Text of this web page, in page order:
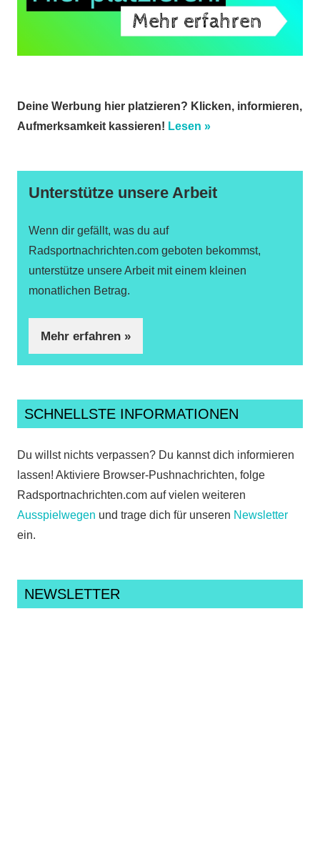
Deine Werbung hier platzieren? Klicken, informieren,
Aufmerksamkeit kassieren! Lesen »
Unterstütze unsere Arbeit
Wenn dir gefällt, was du auf
Radsportnachrichten.com geboten bekommst,
unterstütze unsere Arbeit mit einem kleinen
monatlichen Betrag.
Mehr erfahren »
SCHNELLSTE INFORMATIONEN
Du willst nichts verpassen? Du kannst dich informieren
lassen! Aktiviere Browser-Pushnachrichten, folge
Radsportnachrichten.com auf vielen weiteren
Ausspielwegen und trage dich für unseren Newsletter
ein.
NEWSLETTER